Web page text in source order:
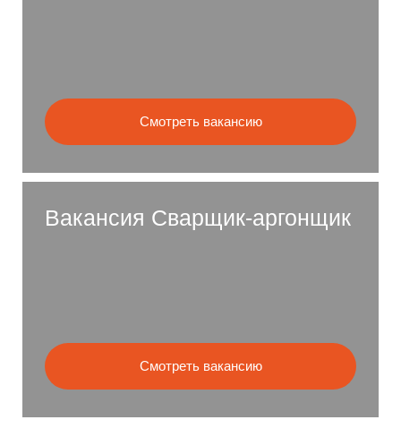
Смотреть вакансию
Вакансия Сварщик-аргонщик
Смотреть вакансию